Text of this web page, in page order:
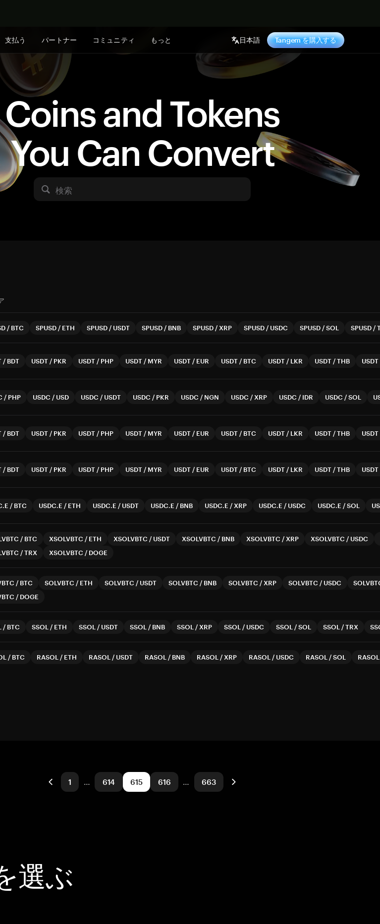
支払う パートナー コミュニティ もっと 日本語 Tangem を購入する
Coins and Tokens
You Can Convert
検索
/ BTC SPUSD / ETH SPUSD / USDT SPUSD / BNB SPUSD / XRP SPUSD / USDC SPUSD /SOL SPUSD /
/ BDT USDT / PKR USDT / PHP USDT / MYR USDT / EUR USDT / BTC USDT / LKR USDT /THB USDT
/ PHP USDC / USD USDC / USDT USDC / PKR USDC / NGN USDC / XRP USDC / IDR USDC /SOL
/ BDT USDT / PKR USDT / PHP USDT / MYR USDT / EUR USDT / BTC USDT / LKR USDT /THB USDT
/ BDT USDT / PKR USDT / PHP USDT / MYR USDT / EUR USDT / BTC USDT / LKR USDT /THB USDT
/ BTC USDC.E / ETH USDC.E / USDT USDC.E / BNB USDC.E / XRP USDC.E / USDC USDC.E /SOL
/ BTC XSOLVBTC / ETH XSOLVBTC / USDT XSOLVBTC / BNB XSOLVBTC / XRP XSOLVBTC / USDC
/TRX XSOLVBTC / DOGE
/ BTC SOLVBTC / ETH SOLVBTC / USDT SOLVBTC / BNB SOLVBTC / XRP SOLVBTC / USDC
/ DOGE
/ BTC SSOL / ETH SSOL / USDT SSOL / BNB SSOL / XRP SSOL / USDC SSOL /SOL SSOL /TRX
/ BTC RASOL / ETH RASOL / USDT RASOL / BNB RASOL / XRP RASOL / USDC RASOL /SOL RASOL
1 … 614 615 616 … 663
選ぶ